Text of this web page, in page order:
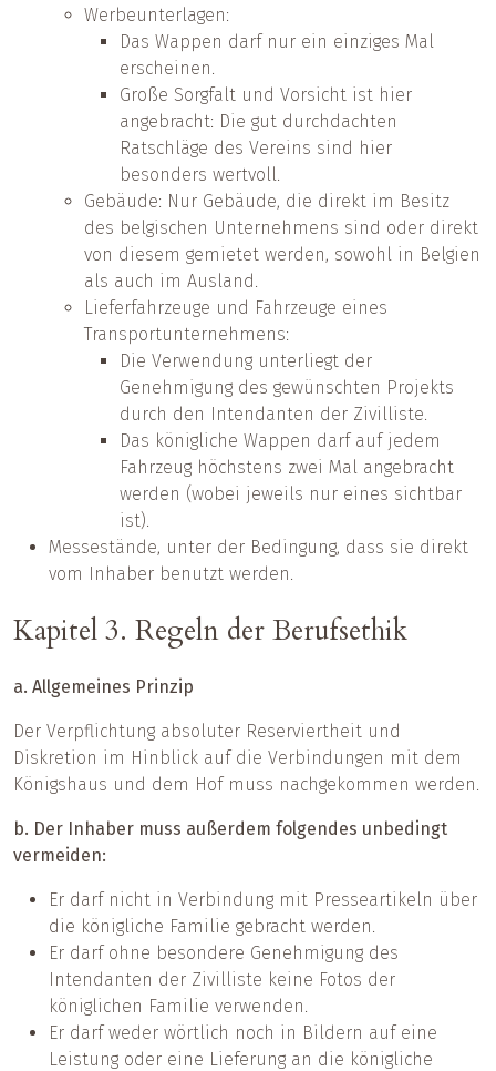
Werbeunterlagen:
Das Wappen darf nur ein einziges Mal
erscheinen.
Große Sorgfalt und Vorsicht ist hier
angebracht: Die gut durchdachten
Ratschläge des Vereins sind hier
besonders wertvoll.
Gebäude: Nur Gebäude, die direkt im Besitz
des belgischen Unternehmens sind oder direkt
von diesem gemietet werden, sowohl in Belgien
als auch im Ausland.
Lieferfahrzeuge und Fahrzeuge eines
Transportunternehmens:
Die Verwendung unterliegt der
Genehmigung des gewünschten Projekts
durch den Intendanten der Zivilliste.
Das königliche Wappen darf auf jedem
Fahrzeug höchstens zwei Mal angebracht
werden (wobei jeweils nur eines sichtbar
ist).
Messestände, unter der Bedingung, dass sie direkt
vom Inhaber benutzt werden.
Kapitel 3. Regeln der Berufsethik
a. Allgemeines Prinzip
Der Verpflichtung absoluter Reserviertheit und
Diskretion im Hinblick auf die Verbindungen mit dem
Königshaus und dem Hof muss nachgekommen werden.
b. Der Inhaber muss außerdem folgendes unbedingt
vermeiden:
Er darf nicht in Verbindung mit Presseartikeln über
die königliche Familie gebracht werden.
Er darf ohne besondere Genehmigung des
Intendanten der Zivilliste keine Fotos der
königlichen Familie verwenden.
Er darf weder wörtlich noch in Bildern auf eine
Leistung oder eine Lieferung an die königliche